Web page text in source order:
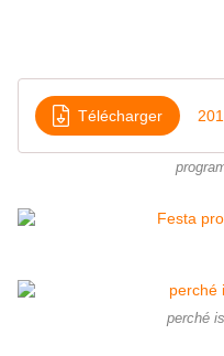
Télécharger
perché